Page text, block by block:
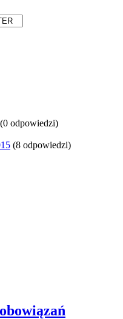
(0 odpowiedzi)
(8 odpowiedzi)